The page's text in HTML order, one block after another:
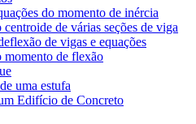
do momento de inércia
centroide de várias seções de viga
de vigas e equações
momento de flexão
uma estufa
Edifício de Concreto